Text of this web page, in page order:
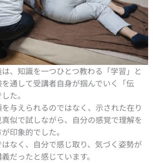
、知識を一つひとつ教わる「学習」と
通して受講者自身が掴んでいく「伝
た。
与えられるのではなく、示された在り
似で試しながら、自分の感覚で理解を
印象的でした。
なく、自分で感じ取り、気づく姿勢が
だったと感じています。